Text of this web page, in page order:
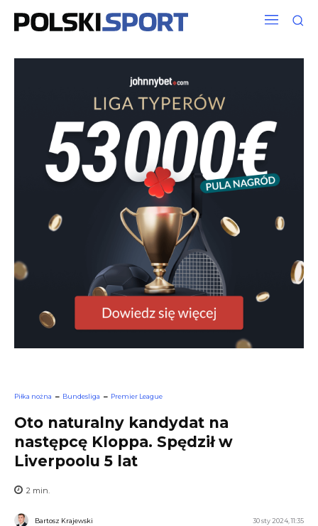
Piłka nożna Bundesliga Premier League
Oto naturalny kandydat na
następcę Kloppa. Spędził w
Liverpoolu 5 lat
2 min.
Bartosz Krajewski 30 sty 2024, 11:35